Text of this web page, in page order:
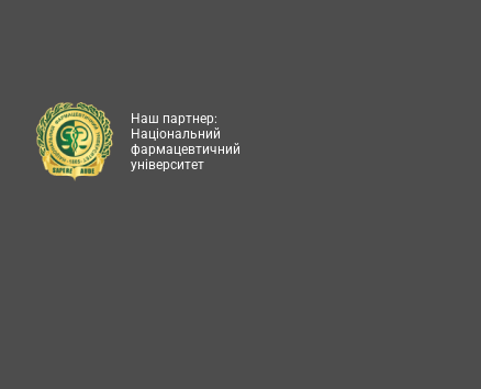
Наш партнер:
Національний
фармацевтичний
університет